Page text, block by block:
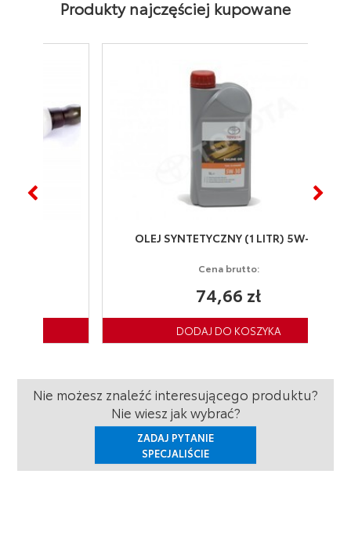
Produkty najczęściej kupowane
OLEJ SYNTETYCZNY (1 LITR) 5W-30
Cena brutto:
74,66 zł
Nie możesz znaleźć interesującego produktu?
Nie wiesz jak wybrać?
ZADAJ PYTANIE
SPECJALIŚCIE